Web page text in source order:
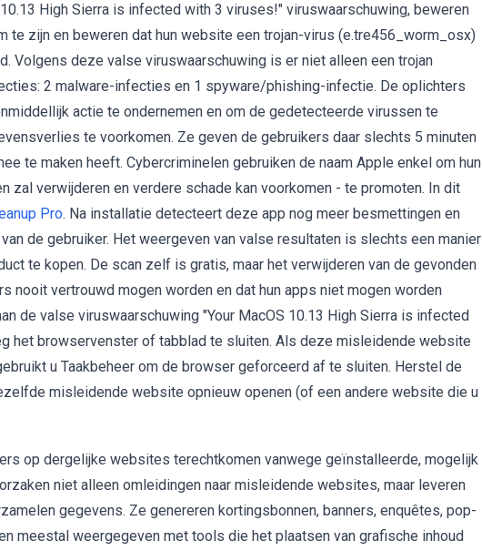
High Sierra is infected with 3 viruses!" viruswaarschuwing, beweren
te zijn en beweren dat hun website een trojan-virus (e.tre456_worm_osx)
Volgens deze valse viruswaarschuwing is er niet alleen een trojan
2 malware-infecties en 1 spyware/phishing-infectie. De oplichters
actie te ondernemen en om de gedetecteerde virussen te
te voorkomen. Ze geven de gebruikers daar slechts 5 minuten
te maken heeft. Cybercriminelen gebruiken de naam Apple enkel om hun
zal verwijderen en verdere schade kan voorkomen - te promoten. In dit
Pro. Na installatie detecteert deze app nog meer besmettingen en
de gebruiker. Het weergeven van valse resultaten is slechts een manier
te kopen. De scan zelf is gratis, maar het verwijderen van de gevonden
nooit vertrouwd mogen worden en dat hun apps niet mogen worden
de valse viruswaarschuwing "Your MacOS 10.13 High Sierra is infected
het browservenster of tabblad te sluiten. Als deze misleidende website
u Taakbeheer om de browser geforceerd af te sluiten. Herstel de
misleidende website opnieuw openen (of een andere website die u
op dergelijke websites terechtkomen vanwege geïnstalleerde, mogelijk
niet alleen omleidingen naar misleidende websites, maar leveren
gegevens. Ze genereren kortingsbonnen, banners, enquêtes, pop-
meestal weergegeven met tools die het plaatsen van grafische inhoud